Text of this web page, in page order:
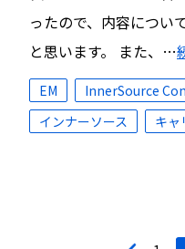
ったので、内容につい
と思います。 また、…
EM InnerSource
インナーソース
キャ